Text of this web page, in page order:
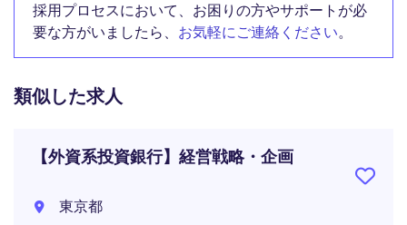
採用プロセスにおいて、お困りの方やサポートが必
要な方がいましたら、 お気軽にご連絡ください。
類似した求人
【外資系投資銀行】経営戦略・企画
東京都